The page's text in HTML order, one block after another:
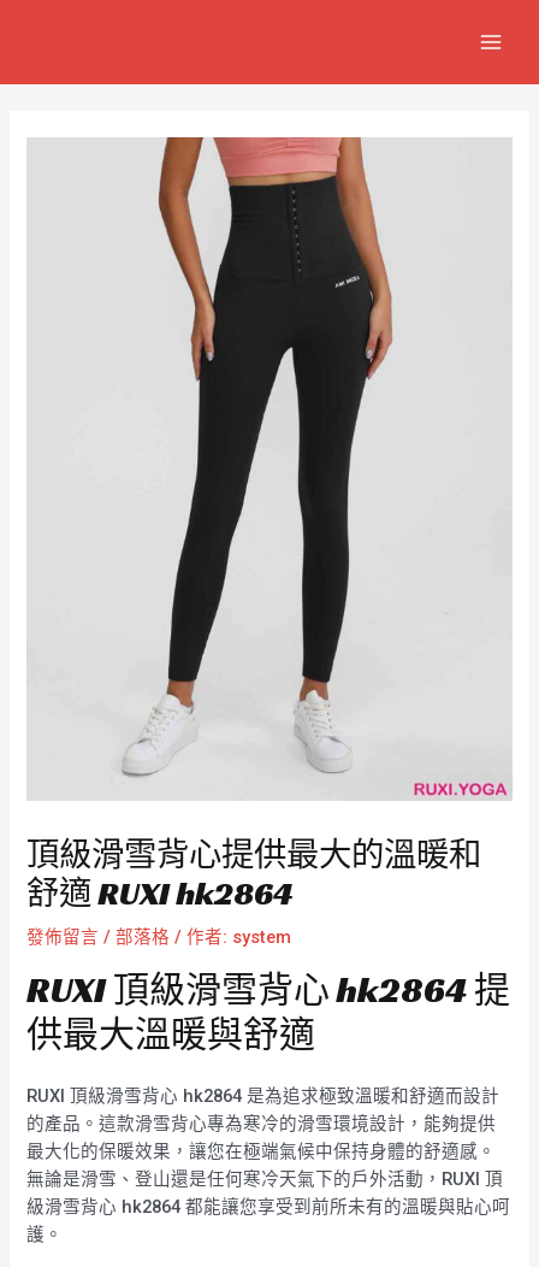
頂級滑雪背心提供最大的溫暖和
舒適 RUXI hk2864
發佈留言 /部落格 / 作者: system
RUXI 頂級滑雪背心 hk2864 提
供最大溫暖與舒適
RUXI 頂級滑雪背心 hk2864 是為追求極致溫暖和舒適而設計
的產品。這款滑雪背心專為寒冷的滑雪環境設計，能夠提供
最大化的保暖效果，讓您在極端氣候中保持身體的舒適感。
無論是滑雪、登山還是任何寒冷天氣下的戶外活動，RUXI 頂
級滑雪背心 hk2864 都能讓您享受到前所未有的溫暖與貼心呵
護。